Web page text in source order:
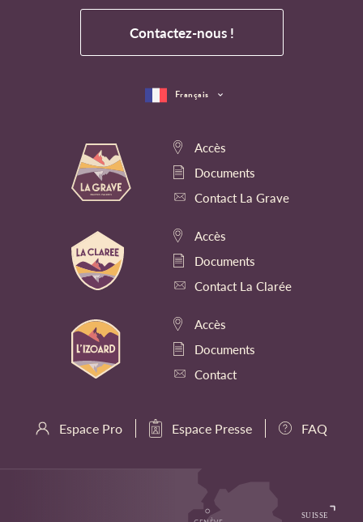
Contactez-nous !
Accès
Documents
Contact La Grave
Accès
Documents
Contact La Clarée
Accès
Documents
Contact
Espace Pro Espace Presse FAQ
Français